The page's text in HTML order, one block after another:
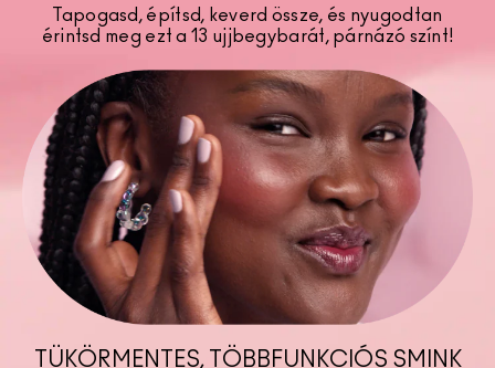
Tapogasd, építsd, keverd össze, és nyugodtan
érintsd meg ezt a 13 ujjbegybarát, párnázó színt!
TÜKÖRMENTES, TÖBBFUNKCIÓS SMINK